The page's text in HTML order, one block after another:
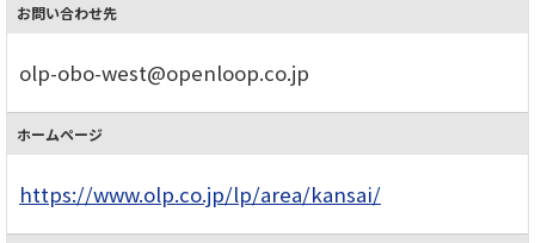
お問い合わせ先
olp-obo-west@openloop.co.jp
ホームページ
https://www.olp.co.jp/lp/area/kansai/